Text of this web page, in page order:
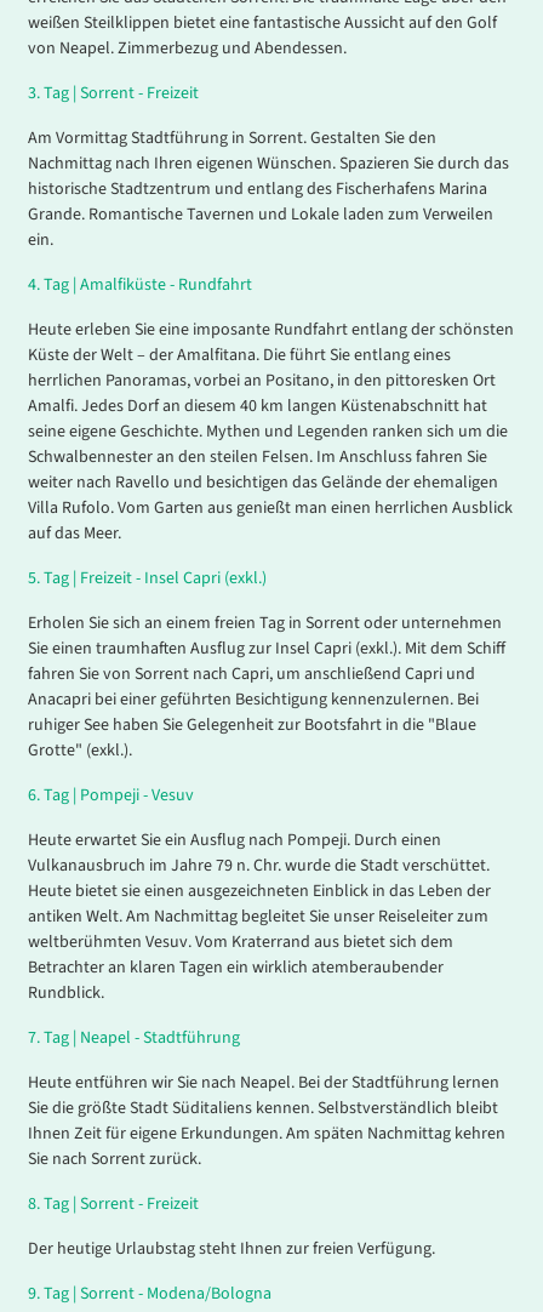
weißen Steilklippen bietet eine fantastische Aussicht auf den Golf
von Neapel. Zimmerbezug und Abendessen.
3.Tag | Sorrent - Freizeit
Am Vormittag Stadtführung in Sorrent. Gestalten Sie den
Nachmittag nach Ihren eigenen Wünschen. Spazieren Sie durch das
historische Stadtzentrum und entlang des Fischerhafens Marina
Grande. Romantische Tavernen und Lokale laden zum Verweilen
ein.
4.Tag | Amalfiküste - Rundfahrt
Heute erleben Sie eine imposante Rundfahrt entlang der schönsten
Küste der Welt – der Amalfitana. Die führt Sie entlang eines
herrlichen Panoramas, vorbei an Positano, in den pittoresken Ort
Amalfi. Jedes Dorf an diesem 40 km langen Küstenabschnitt hat
seine eigene Geschichte. Mythen und Legenden ranken sich um die
Schwalbennester an den steilen Felsen. Im Anschluss fahren Sie
weiter nach Ravello und besichtigen das Gelände der ehemaligen
Villa Rufolo. Vom Garten aus genießt man einen herrlichen Ausblick
auf das Meer.
5.Tag | Freizeit - Insel Capri (exkl.)
Erholen Sie sich an einem freien Tag in Sorrent oder unternehmen
Sie einen traumhaften Ausflug zur Insel Capri (exkl.). Mit dem Schiff
fahren Sie von Sorrent nach Capri, um anschließend Capri und
Anacapri bei einer geführten Besichtigung kennenzulernen. Bei
ruhiger See haben Sie Gelegenheit zur Bootsfahrt in die "Blaue
Grotte" (exkl.).
6.Tag | Pompeji - Vesuv
Heute erwartet Sie ein Ausflug nach Pompeji. Durch einen
Vulkanausbruch im Jahre 79 n. Chr. wurde die Stadt verschüttet.
Heute bietet sie einen ausgezeichneten Einblick in das Leben der
antiken Welt. Am Nachmittag begleitet Sie unser Reiseleiter zum
weltberühmten Vesuv. Vom Kraterrand aus bietet sich dem
Betrachter an klaren Tagen ein wirklich atemberaubender
Rundblick.
7.Tag | Neapel - Stadtführung
Heute entführen wir Sie nach Neapel. Bei der Stadtführung lernen
Sie die größte Stadt Süditaliens kennen. Selbstverständlich bleibt
Ihnen Zeit für eigene Erkundungen. Am späten Nachmittag kehren
Sie nach Sorrent zurück.
8.Tag | Sorrent - Freizeit
Der heutige Urlaubstag steht Ihnen zur freien Verfügung.
9.Tag | Sorrent - Modena/Bologna